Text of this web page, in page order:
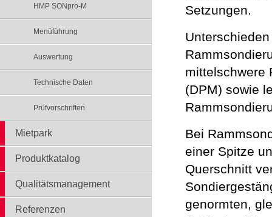
HMP SONpro-M
Menüführung
Auswertung
Technische Daten
Prüfvorschriften
Mietpark
Produktkatalog
Qualitätsmanagement
Referenzen
Setzungen.
mittelschwere
(DPM) sowie
Bei
einer Spitze
Querschnitt
genormten,